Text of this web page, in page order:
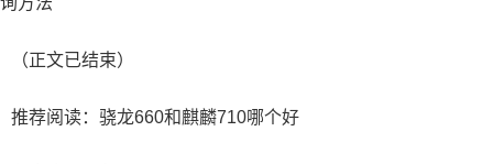
（正文已结束）
推荐阅读： 骁龙660和麒麟710哪个好